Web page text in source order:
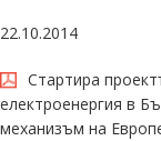
22.10.2014
Стартира
електроенергия в
механизъм на